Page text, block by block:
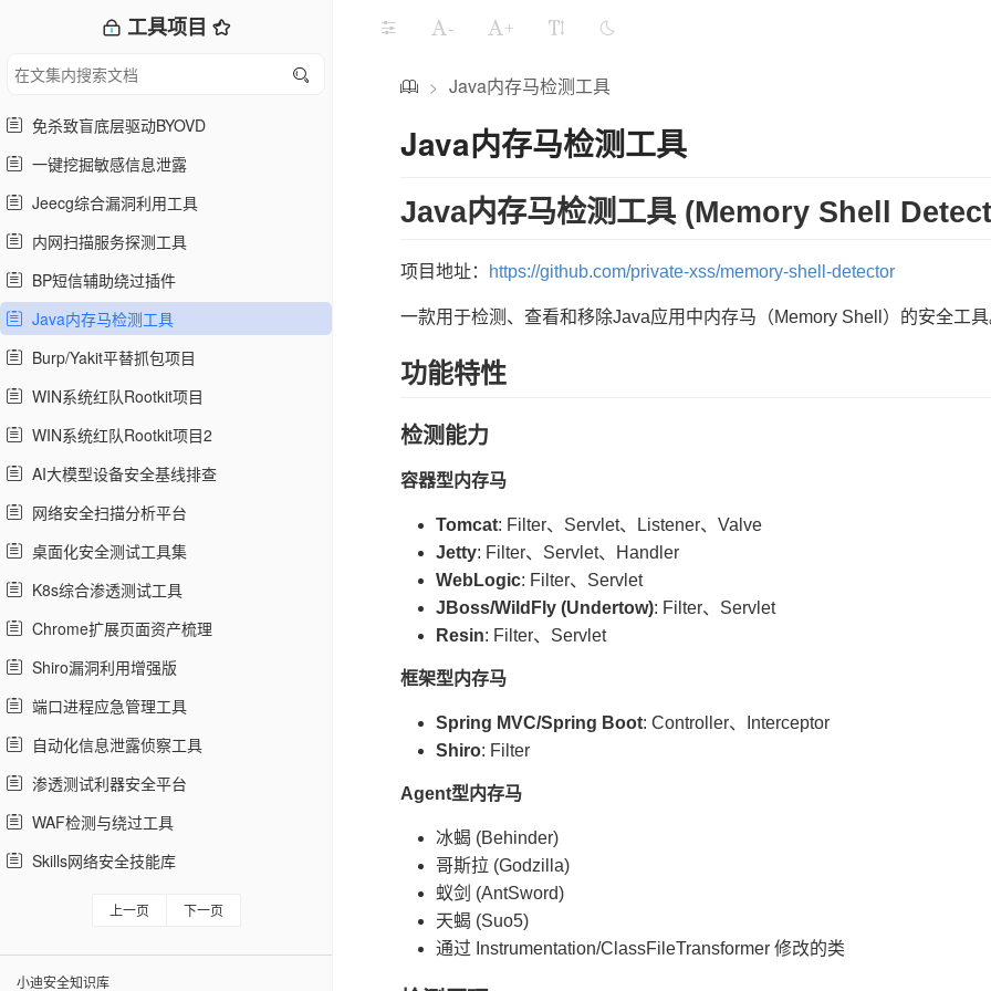
工具项目
免杀致盲底层驱动BYOVD
一键挖掘敏感信息泄露
Jeecg综合漏洞利用工具
内网扫描服务探测工具
BP短信辅助绕过插件
Java内存马检测工具
Burp/Yakit平替抓包项目
WIN系统红队Rootkit项目
WIN系统红队Rootkit项目2
AI大模型设备安全基线排查
网络安全扫描分析平台
桌面化安全测试工具集
K8s综合渗透测试工具
Chrome扩展页面资产梳理
Shiro漏洞利用增强版
端口进程应急管理工具
自动化信息泄露侦察工具
渗透测试利器安全平台
WAF检测与绕过工具
Skills网络安全技能库
上一页 下一页
小迪安全知识库
- +
> Java内存马检测工具
Java内存马检测工具
Java内存马检测工具 (Memory Shell
项目地址： https://github.com/private-xss/memory-shell-detector
一款用于检测、查看和移除Java应用中内存马（Memory Shell）的安全工具
功能特性
检测能力
容器型内存马
Tomcat: Filter、Servlet、Listener、Valve
Jetty: Filter、Servlet、Handler
WebLogic: Filter、Servlet
JBoss/WildFly (Undertow): Filter、Servlet
Resin: Filter、Servlet
框架型内存马
Spring MVC/Spring Boot: Controller、Interceptor
Shiro: Filter
Agent型内存马
冰蝎 (Behinder)
哥斯拉 (Godzilla)
蚁剑 (AntSword)
天蝎 (Suo5)
通过 Instrumentation/ClassFileTransformer 修改的类